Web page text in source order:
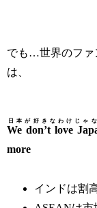
でも…世界のファ
は、
We don’t love
more
日本が好きなわけじゃ
インドは割